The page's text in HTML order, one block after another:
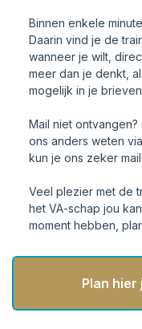
Binnen enkele
Daarin vind je de
wanneer je wilt,
meer dan je denkt,
mogelijk in je
Mail niet
ons anders weten via
kun je ons zeker
Veel plezier met de
het VA-schap jou
moment hebben,
Plan hier